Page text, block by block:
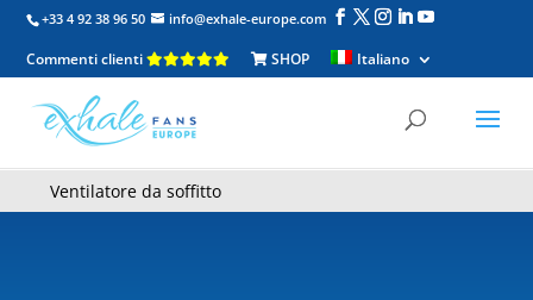
Ventilatore da soffitto
+33 4 92 38 96 50 info@exhale-europe.com
Commenti clienti SHOP Italiano